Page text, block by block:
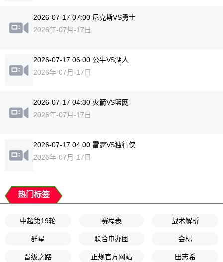
2026-07-17 07:00 尼克斯VS勇士
2026年-07月-17日
2026-07-17 06:00 公牛VS湖人
2026年-07月-17日
2026-07-17 04:30 火箭VS篮网
2026年-07月-17日
2026-07-17 04:00 雷霆VS独行侠
2026年-07月-17日
热门标签
中超第19轮 赛程表 战术解析
群星 联合申办团 会标
晋级之路 正规官方网站 田志希